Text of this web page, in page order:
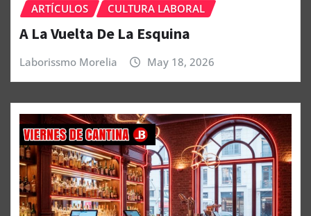
ARTÍCULOS CULTURA LABORAL
A La Vuelta De La Esquina
Laborissmo Morelia May 18, 2026